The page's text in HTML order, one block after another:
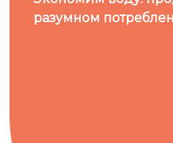
разумном